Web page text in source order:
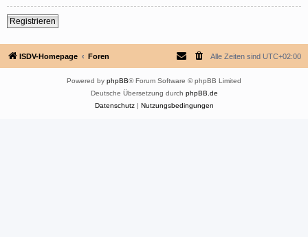
Registrieren
ISDV-Homepage Foren Alle Zeiten sind UTC+02:00
Powered by phpBB® Forum Software © phpBB Limited
Deutsche Übersetzung durch phpBB.de
Datenschutz| Nutzungsbedingungen